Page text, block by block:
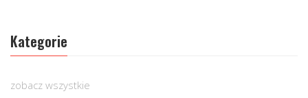
Kategorie
zobacz wszystkie